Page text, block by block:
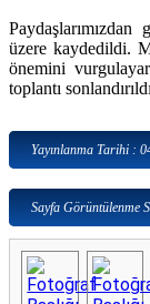
üzere kaydedildi.
önemini
toplantı
Yayınlanma Tarihi :
Sayfa Görüntülenme